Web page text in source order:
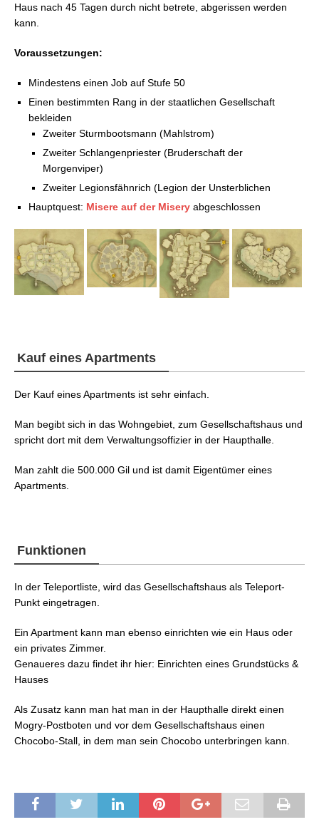
Haus nach 45 Tagen durch nicht betrete, abgerissen werden
kann.
Voraussetzungen:
Mindestens einen Job auf Stufe 50
Einen bestimmten Rang in der staatlichen Gesellschaft
bekleiden
Zweiter Sturmbootsmann (Mahlstrom)
Zweiter Schlangenpriester (Bruderschaft der
Morgenviper)
Zweiter Legionsfähnrich (Legion der Unsterblichen
Hauptquest: Misere auf der Misery abgeschlossen
Kauf eines Apartments
Der Kauf eines Apartments ist sehr einfach.
Man begibt sich in das Wohngebiet, zum Gesellschaftshaus und
spricht dort mit dem Verwaltungsoffizier in der Haupthalle.
Man zahlt die 500.000 Gil und ist damit Eigentümer eines
Apartments.
Funktionen
In der Teleportliste, wird das Gesellschaftshaus als Teleport-
Punkt eingetragen.
Ein Apartment kann man ebenso einrichten wie ein Haus oder
ein privates Zimmer.
Genaueres dazu findet ihr hier: Einrichten eines Grundstücks &
Hauses
Als Zusatz kann man hat man in der Haupthalle direkt einen
Mogry-Postboten und vor dem Gesellschaftshaus einen
Chocobo-Stall, in dem man sein Chocobo unterbringen kann.